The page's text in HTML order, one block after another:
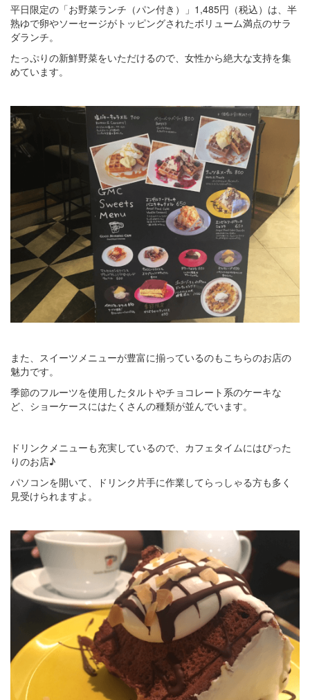
平日限定の「お野菜ランチ（パン付き）」1,485円（税込）は、半
熟ゆで卵やソーセージがトッピングされたボリューム満点のサラ
ダランチ。
たっぷりの新鮮野菜をいただけるので、女性から絶大な支持を集
めています。
また、スイーツメニューが豊富に揃っているのもこちらのお店の
魅力です。
季節のフルーツを使用したタルトやチョコレート系のケーキな
ど、ショーケースにはたくさんの種類が並んでいます。
ドリンクメニューも充実しているので、カフェタイムにはぴった
りのお店♪
パソコンを開いて、ドリンク片手に作業してらっしゃる方も多く
見受けられますよ。